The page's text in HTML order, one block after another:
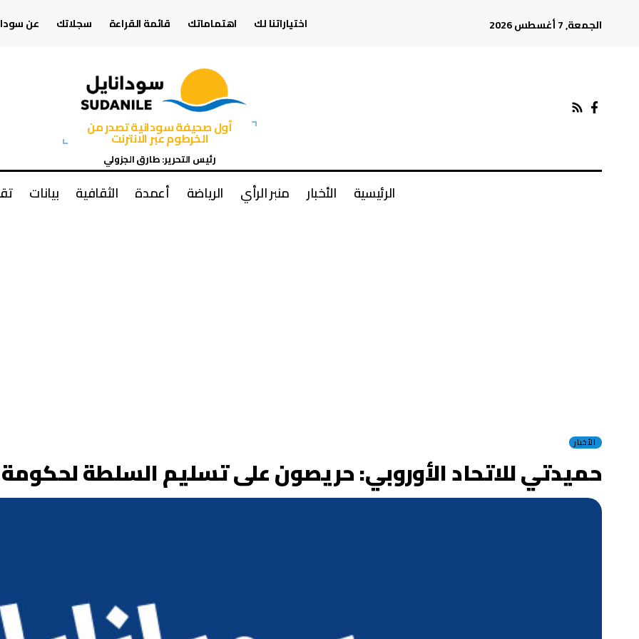
الجمعة, 7 أغسطس 2026 اختياراتنا لك اهتماماتك قائمة القراءة سجلاتك عن
أول صحيفة سودانية تصدر من
الخرطوم عبر الانترنت
رئيس التحرير: طارق الجزولي
الرئيسية الأخبار منبر الرأي الرياضة أعمدة الثقافية بيانات
الأخبار
حميدتي للاتحاد الأوروبي: حريصون على تسليم السلطة